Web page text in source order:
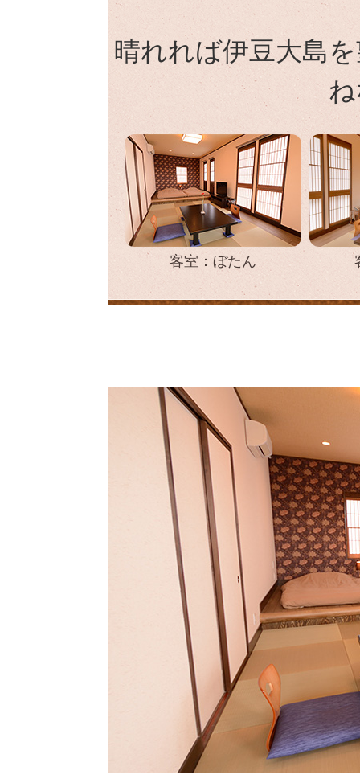
晴れれば伊豆大島
客室：ぼたん